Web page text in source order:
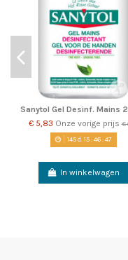
Sanytol Gel Desinf. Mains
€ 5,83 Onze vorige prijs€
145d.15:46:47
In winkelwagen